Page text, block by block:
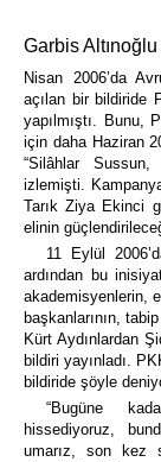
Garbis Altınoğlu
Nisan 2006’da
açılan bir bildiride
yapılmıştı. Bunu,
için daha Haziran
“Silâhlar Sussun,
izlemişti.
Tarık Ziya Ekinci
elinin
11 Eylül
ardından bu
akademisyenlerin,
başkanlarının,
Kürt Aydınlardan
bildiri yayınladı.
bildiride şöyle
“Bugüne
hissediyoruz,
umarız, son kez